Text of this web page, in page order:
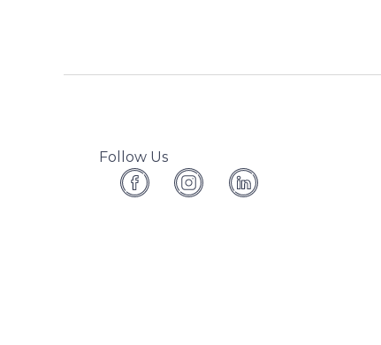
Follow Us